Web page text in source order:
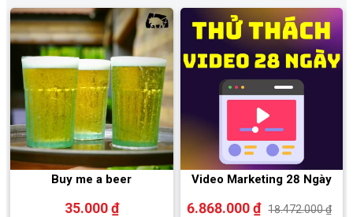
Buy me a beer
35.000 ₫
Video Marketing 28 Ngày
6.868.000 ₫ 18.472.000 ₫